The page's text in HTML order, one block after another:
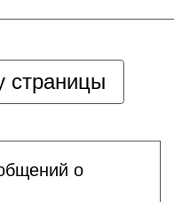
страницы
о